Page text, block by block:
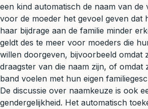
een kind automatisch de naam van de
voor de moeder het gevoel geven dat
haar bijdrage aan de familie minder
geldt des te meer voor moeders die
willen doorgeven, bijvoorbeeld omdat
draagster van die naam zijn, of omdat
band voelen met hun eigen
De discussie over naamkeuze is ook
gendergelijkheid. Het automatisch